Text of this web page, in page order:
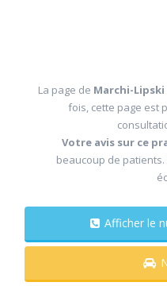
La page de Marchi-Lipski
fois, cette page est
Votre avis sur ce
beaucoup de